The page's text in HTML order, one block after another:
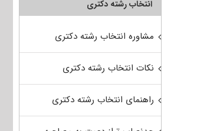
انتخاب رشته دکتری
مشاوره انتخاب رشته دکتری
نکات انتخاب رشته دکتری
راهنمای انتخاب رشته دکتری